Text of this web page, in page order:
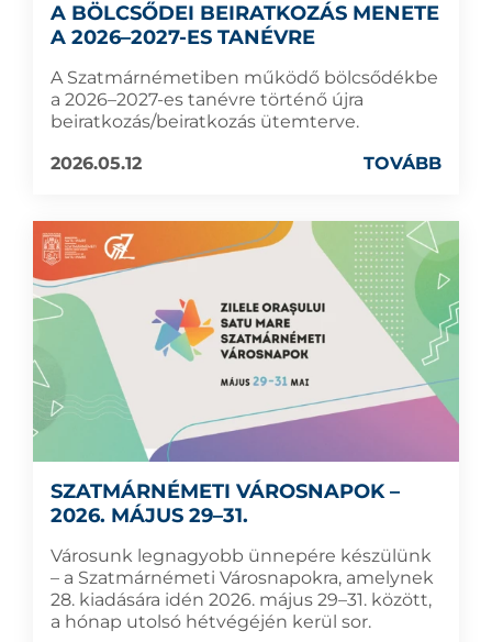
A BÖLCSŐDEI BEIRATKOZÁS MENETE
A 2026–2027-ES TANÉVRE
A Szatmárnémetiben működő bölcsődékbe
a 2026–2027-es tanévre történő újra
beiratkozás/beiratkozás ütemterve.
2026.05.12
TOVÁBB
SZATMÁRNÉMETI VÁROSNAPOK –
2026. MÁJUS 29–31.
Városunk legnagyobb ünnepére készülünk
– a Szatmárnémeti Városnapokra, amelynek
28. kiadására idén 2026. május 29–31. között,
a hónap utolsó hétvégéjén kerül sor.